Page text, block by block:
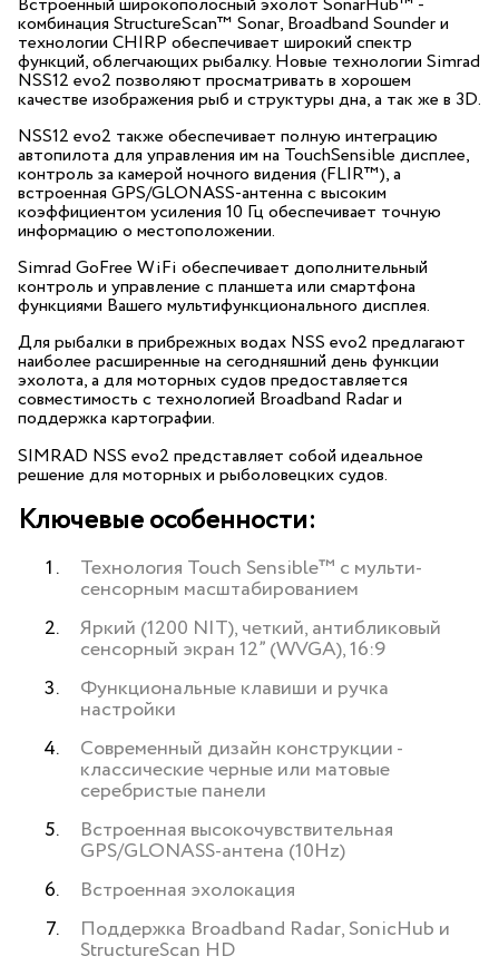
Встроенный широкополосный эхолот SonarHub™ -
комбинация StructureScan™ Sonar, Broadband Sounder и
технологии CHIRP обеспечивает широкий спектр
функций, облегчающих рыбалку. Новые технологии Simrad
NSS12 evo2 позволяют просматривать в хорошем
качестве изображения рыб и структуры дна, а так же в 3D.
NSS12 evo2 также обеспечивает полную интеграцию
автопилота для управления им на TouchSensible дисплее,
контроль за камерой ночного видения (FLIR™), а
встроенная GPS/GLONASS-антенна с высоким
коэффициентом усиления 10 Гц обеспечивает точную
информацию о местоположении.
Simrad GoFree WiFi обеспечивает дополнительный
контроль и управление с планшета или смартфона
функциями Вашего мультифункционального дисплея.
Для рыбалки в прибрежных водах NSS evo2 предлагают
наиболее расширенные на сегодняшний день функции
эхолота, а для моторных судов предоставляется
совместимость с технологией Broadband Radar и
поддержка картографии.
SIMRAD NSS evo2 представляет собой идеальное
решение для моторных и рыболовецких судов.
Ключевые особенности:
Технология Touch Sensible™ c мульти-
сенсорным масштабированием
Яркий (1200 NIT), четкий, антибликовый
сенсорный экран 12” (WVGA), 16:9
Функциональные клавиши и ручка
настройки
Современный дизайн конструкции -
классические черные или матовые
серебристые панели
Встроенная высокочувствительная
GPS/GLONASS-антена (10Hz)
Встроенная эхолокация
Поддержка Broadband Radar, SonicHub и
StructureScan HD